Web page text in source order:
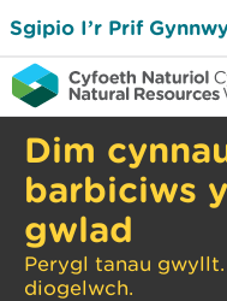
Sgipio I’r Prif
Dim
barbiciws
gwlad
Perygl tanau
diogelwch.